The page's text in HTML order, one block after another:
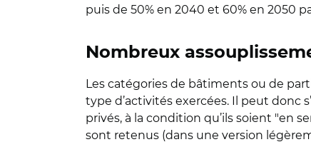
puis de 50% en 2040 et 60% en 2050
Nombreux
Les catégories de bâtiments ou de
type d’activités exercées. Il peut
privés, à la condition qu’ils soient "en
sont retenus (dans une version